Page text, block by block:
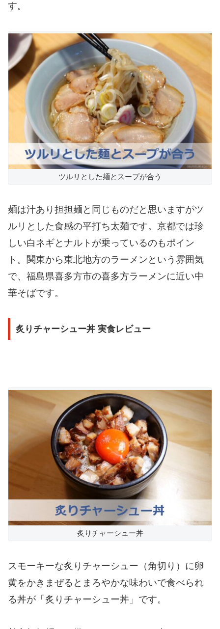
す。
ツルリとした麺とスープが合う
麺は汁あり担担麺と同じものだと思いますがツ
ルリとした食感の平打ち太麺です。京都では珍
しい白ネギとナルトが乗っているのもポイン
ト。関東から東北地方のラーメンという雰囲気
で、福島県喜多方市の喜多方ラーメンに近い中
華そばです。
炙りチャーシュー丼 実食レビュー
炙りチャーシュー丼
スモーキーな炙りチャーシュー（角切り）に卵
黄をかきまぜるとまろやかな味わいで食べられ
る丼が「炙りチャーシュー丼」です。